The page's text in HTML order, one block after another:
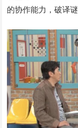
的协作能力，破译谜